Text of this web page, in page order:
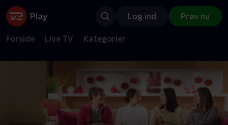
Log ind Prøv nu
Forside Live TV Kategorier